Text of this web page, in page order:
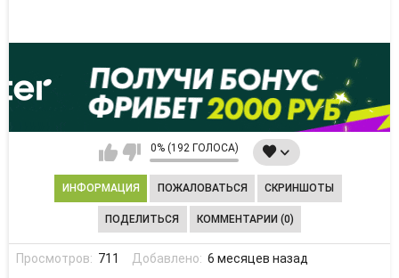
0% (192 ГОЛОСА)
ИНФОРМАЦИЯ ПОЖАЛОВАТЬСЯ СКРИНШОТЫ
ПОДЕЛИТЬСЯ КОММЕНТАРИИ (0)
Просмотров: 711 Добавлено: 6 месяцев назад